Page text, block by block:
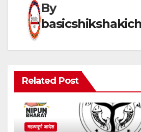
By
Related Post
महत्वपूर्ण आदेश